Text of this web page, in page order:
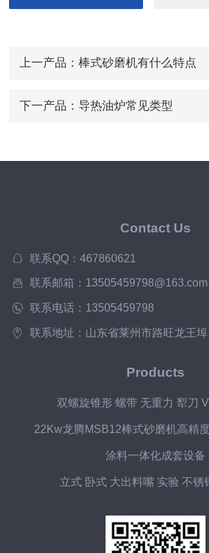
上一产品： 棒式砂磨机有什么特点
下一产品： 导热油炉常见类型
Contact Us
联系QQ：467860621
联系邮箱：13505459798@163.com
联系电话：13505459798
联系地址：山东省莱州市路旺龙王埠
Products
双螺旋锥形 螺带 无重力 犁刀
22Kw龙腾MSB12棒式砂磨机高精
涂料一体化成套设备
立式 卧式 大出料嘴 实验 不锈